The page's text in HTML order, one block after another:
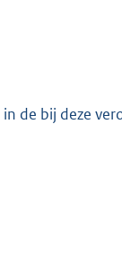
de bij deze